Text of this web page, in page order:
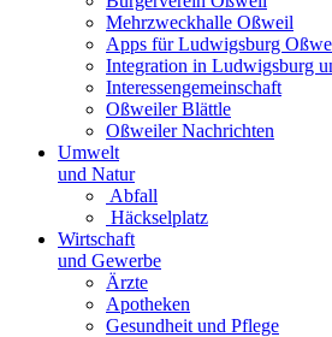
Mehrzweckhalle Oßweil
Apps für Ludwigsburg
Integration in Ludwigsburg
Interessengemeinschaft
Oßweiler Blättle
Oßweiler Nachrichten
Umwelt
und Natur
Abfall
Häckselplatz
Wirtschaft
und Gewerbe
Ärzte
Apotheken
Gesundheit und Pflege